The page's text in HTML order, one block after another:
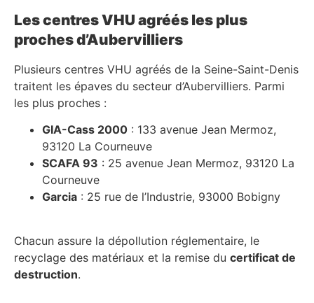
Les centres VHU agréés les plus
proches d’Aubervilliers
Plusieurs centres VHU agréés de la Seine-Saint-Denis
traitent les épaves du secteur d’Aubervilliers. Parmi
les plus proches :
GIA-Cass 2000 : 133 avenue Jean Mermoz,
93120 La Courneuve
SCAFA 93 : 25 avenue Jean Mermoz, 93120 La
Courneuve
Garcia : 25 rue de l’Industrie, 93000 Bobigny
Chacun assure la dépollution réglementaire, le
recyclage des matériaux et la remise du certificat de
destruction.